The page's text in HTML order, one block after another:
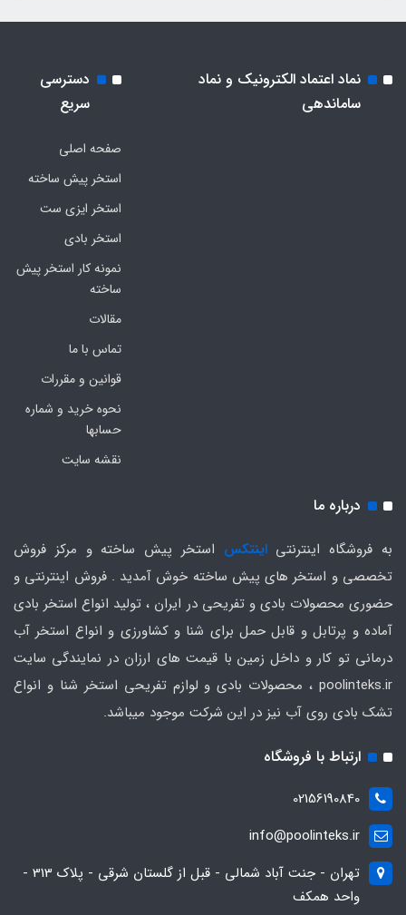
نماد اعتماد الکترونیک و نماد
ساماندهی
دسترسی
سریع
صفحه اصلی
استخر پیش ساخته
استخر ایزی ست
استخر بادی
نمونه کار استخر پیش
ساخته
مقالات
تماس با ما
قوانین و مقررات
نحوه خرید و شماره
حسابها
نقشه سایت
درباره ما
به فروشگاه اینترنتیاینتکس استخر پیش ساخته و مرکز فروش
تخصصی و استخر های پیش ساخته خوش آمدید . فروش اینترنتی و
حضوری محصولات بادی و تفریحی در ایران ، تولید انواع استخر بادی
آماده و پرتابل و قابل حمل برای شنا و کشاورزی و انواع استخر آب
درمانی تو کار و داخل زمین با قیمت های ارزان در نمایندگی سایت
poolinteks.ir ، محصولات بادی و لوازم تفریحی استخر شنا و انواع
تشک بادی روی آب نیز در این شرکت موجود میباشد.
ارتباط با فروشگاه
02156190840
info@poolinteks.ir
تهران - جنت آباد شمالی - قبل از گلستان شرقی - پلاک 313 -
واحد همکف